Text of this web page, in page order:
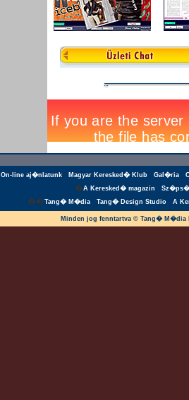
On-line aj�nlatunk Magyar Keresked� Klub Gal�ria
�A Keresked� magazin
��Tang� M�dia Tang� Design Studio A
Minden jog fenntartva © Tang�